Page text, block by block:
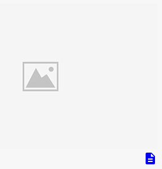
description